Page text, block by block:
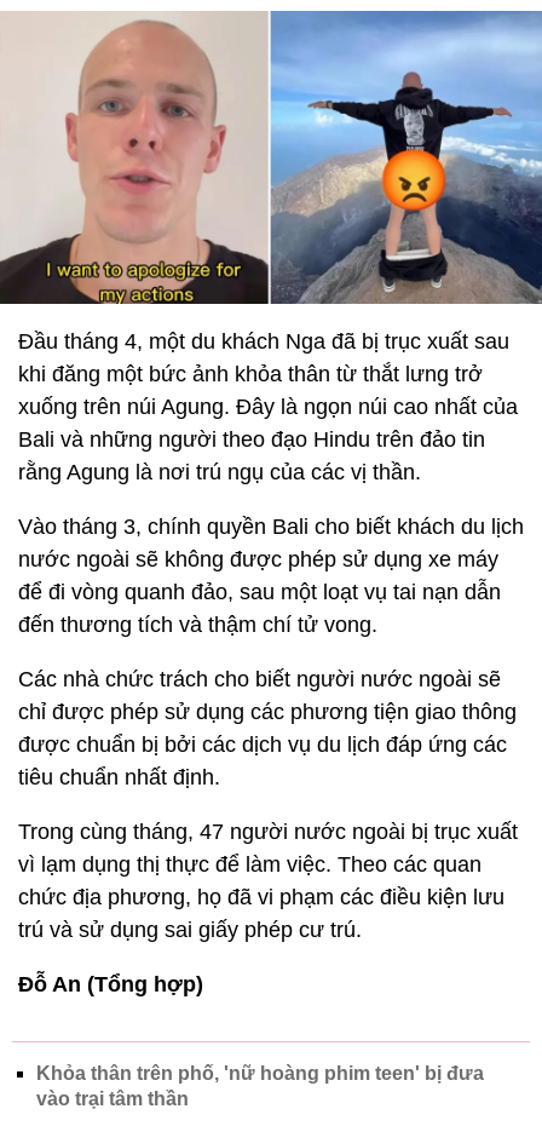
Đầu tháng 4, một du khách Nga đã bị trục xuất sau
khi đăng một bức ảnh khỏa thân từ thắt lưng trở
xuống trên núi Agung. Đây là ngọn núi cao nhất của
Bali và những người theo đạo Hindu trên đảo tin
rằng Agung là nơi trú ngụ của các vị thần.
Vào tháng 3, chính quyền Bali cho biết khách du lịch
nước ngoài sẽ không được phép sử dụng xe máy
để đi vòng quanh đảo, sau một loạt vụ tai nạn dẫn
đến thương tích và thậm chí tử vong.
Các nhà chức trách cho biết người nước ngoài sẽ
chỉ được phép sử dụng các phương tiện giao thông
được chuẩn bị bởi các dịch vụ du lịch đáp ứng các
tiêu chuẩn nhất định.
Trong cùng tháng, 47 người nước ngoài bị trục xuất
vì lạm dụng thị thực để làm việc. Theo các quan
chức địa phương, họ đã vi phạm các điều kiện lưu
trú và sử dụng sai giấy phép cư trú.
Đỗ An (Tổng hợp)
Khỏa thân trên phố, 'nữ hoàng phim teen' bị đưa
vào trại tâm thần